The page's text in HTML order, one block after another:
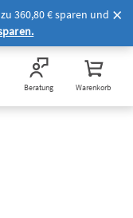
360,80 € sparen und
Beratung Warenkorb